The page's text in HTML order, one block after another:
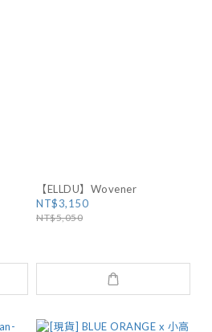
【ELLDU】Wovener
NT$3,150
NT$5,050